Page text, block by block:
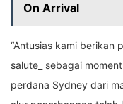
On Arrival
“Antusias kami berikan
salute_ sebagai
perdana Sydney dari